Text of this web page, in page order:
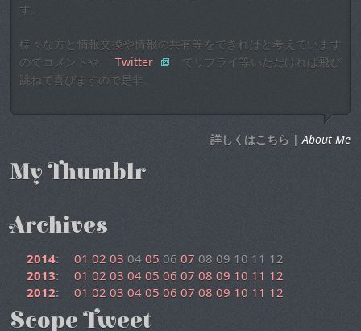
す。
様々な方と情報交換や情報の共有等をできればと考えています
のでコメントや
Twitter
でリプライ等いただければ飛び
跳ねて喜びますので是非。
詳しくはこちら | About Me
My Thumblr
Archives
2014: 01 02 03 04 05 06 07 08 09 10 11 12
2013: 01 02 03 04 05 06 07 08 09 10 11 12
2012: 01 02 03 04 05 06 07 08 09 10 11 12
Scope Tweet